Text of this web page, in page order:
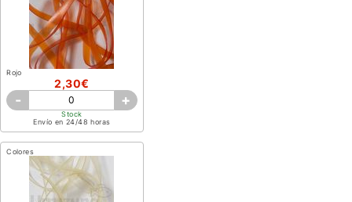
Rojo
2,30€
- +
Stock
Envío en 24/48 horas
Colores